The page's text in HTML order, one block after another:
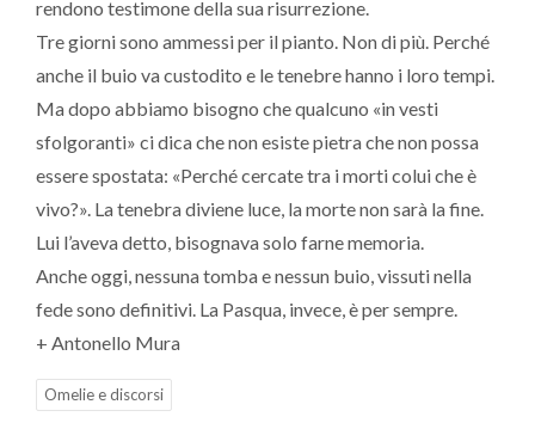
rendono testimone della sua risurrezione.
Tre giorni sono ammessi per il pianto. Non di più. Perché
anche il buio va custodito e le tenebre hanno i loro tempi.
Ma dopo abbiamo bisogno che qualcuno «in vesti
sfolgoranti» ci dica che non esiste pietra che non possa
essere spostata: «Perché cercate tra i morti colui che è
vivo?». La tenebra diviene luce, la morte non sarà la fine.
Lui l’aveva detto, bisognava solo farne memoria.
Anche oggi, nessuna tomba e nessun buio, vissuti nella
fede sono definitivi. La Pasqua, invece, è per sempre.
+ Antonello Mura
Omelie e discorsi